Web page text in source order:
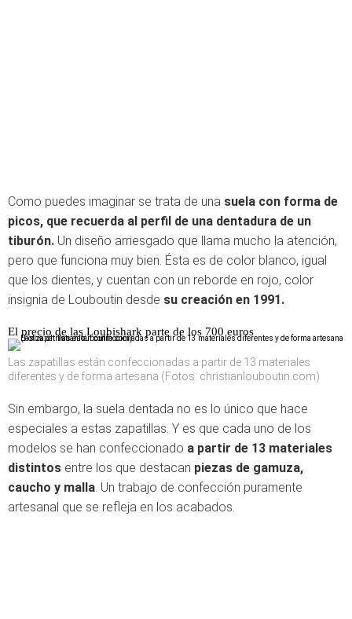
Como puedes imaginar se trata de una suela con forma de
picos, que recuerda al perfil de una dentadura de un
tiburón. Un diseño arriesgado que llama mucho la atención,
pero que funciona muy bien. Ésta es de color blanco, igual
que los dientes, y cuentan con un reborde en rojo, color
insignia de Louboutin desde su creación en 1991.
El precio de las Loubishark parte de los 700 euros
Las zapatillas están confeccionadas a partir de 13 materiales
diferentes y de forma artesana (Fotos: christianlouboutin.com)
Sin embargo, la suela dentada no es lo único que hace
especiales a estas zapatillas. Y es que cada uno de los
modelos se han confeccionado a partir de 13 materiales
distintos entre los que destacan piezas de gamuza,
caucho y malla. Un trabajo de confección puramente
artesanal que se refleja en los acabados.